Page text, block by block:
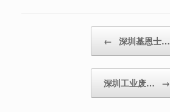
← 深圳基恩士…
深圳工业废… →